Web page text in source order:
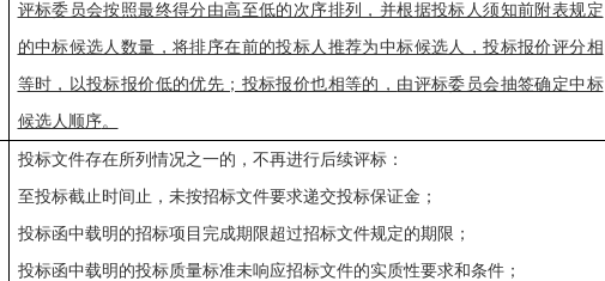
评标委员会按照最终得分由高至低的次序排列，并根据投标人须知前附表规定
的中标候选人数量，将排序在前的投标人推荐为中标候选人，投标报价评分相
等时，以投标报价低的优先；投标报价也相等的， 由评标委员会抽签确定中标
候选人顺序。
投标文件存在所列情况之一的，不再进行后续评标：
至投标截止时间止，未按招标文件要求递交投标保证金；
投标函中载明的招标项目完成期限超过招标文件规定的期限；
投标函中载明的投标质量标准未响应招标文件的实质性要求和条件；